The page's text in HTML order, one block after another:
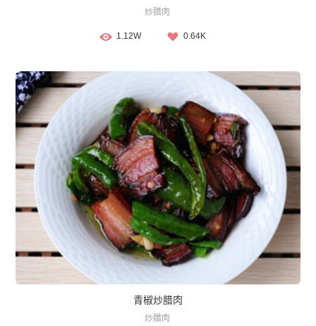
炒腊肉
1.12W 0.64K
青椒炒腊肉
炒腊肉